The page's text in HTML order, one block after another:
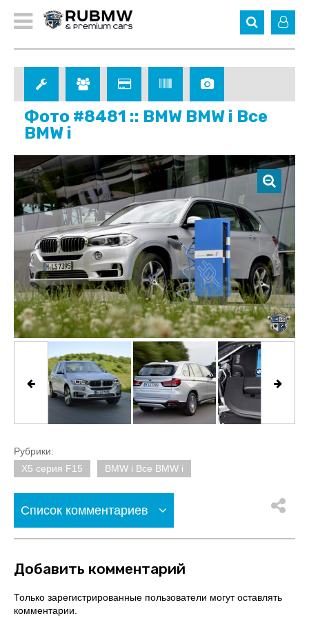
Фото #8481 :: BMW BMW i Все
BMW i
Рубрики:
X5 серия F15
BMW i Все BMW i
Список комментариев
Добавить комментарий
Только зарегистрированные пользователи могут оставлять
комментарии.